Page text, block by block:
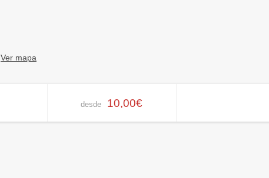
Ver mapa
desde 10,00€